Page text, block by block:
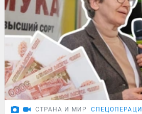
СТРАНА И МИР